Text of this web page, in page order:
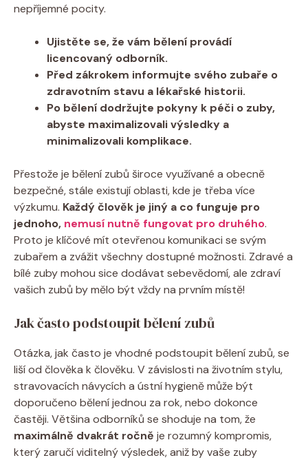
nepříjemné pocity.
Ujistěte se, že vám bělení provádí
licencovaný odborník.
Před zákrokem informujte svého zubaře o
zdravotním stavu a lékařské historii.
Po bělení dodržujte pokyny k péči o zuby,
abyste maximalizovali výsledky a
minimalizovali komplikace.
Přestože je bělení zubů široce využívané a obecně
bezpečné, stále existují oblasti, kde je třeba více
výzkumu. Každý člověk je jiný a co funguje pro
jednoho, nemusí nutně fungovat pro druhého.
Proto je klíčové mít otevřenou komunikaci se svým
zubařem a zvážit všechny dostupné možnosti. Zdravé a
bílé zuby mohou sice dodávat sebevědomí, ale zdraví
vašich zubů by mělo být vždy na prvním místě!
Jak často podstoupit bělení zubů
Otázka, jak často je vhodné podstoupit bělení zubů, se
liší od člověka k člověku. V závislosti na životním stylu,
stravovacích návycích a ústní hygieně může být
doporučeno bělení jednou za rok, nebo dokonce
častěji. Většina odborníků se shoduje na tom, že
maximálně dvakrát ročně je rozumný kompromis,
který zaručí viditelný výsledek, aniž by vaše zuby